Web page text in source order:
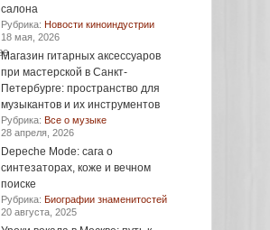
салона
Рубрика: Новости киноиндустрии
18 мая, 2026
Магазин гитарных аксессуаров
при мастерской в Санкт-
Петербурге: пространство для
музыкантов и их инструментов
Рубрика: Все о музыке
28 апреля, 2026
Depeche Mode: сага о
синтезаторах, коже и вечном
поиске
Рубрика: Биографии знаменитостей
20 августа, 2025